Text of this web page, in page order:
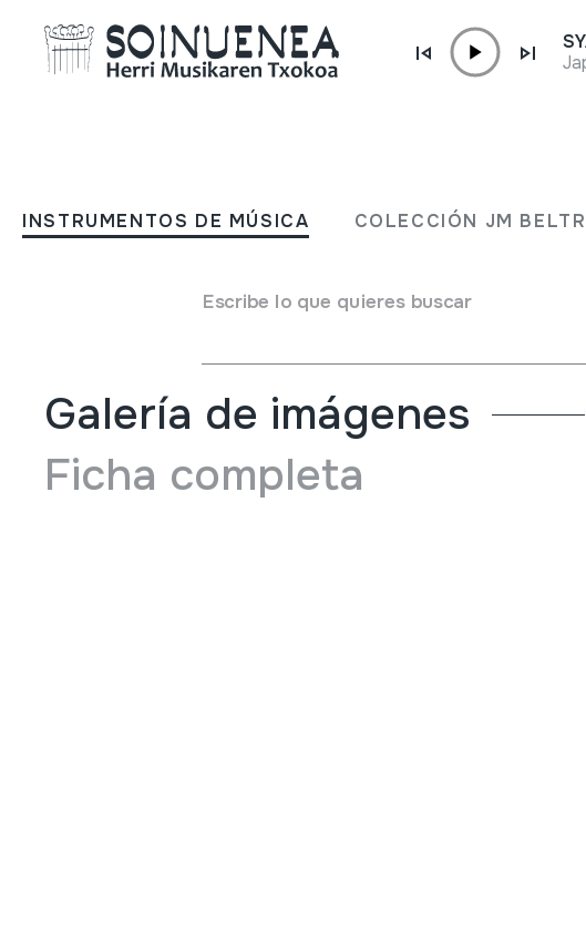
INSTRUMENTOS DE MÚSICA COLECCIÓN JM
Escribe lo que quieres buscar
MARACA
Tipo de Instrumento de música
Galería de imágenes
Ficha completa